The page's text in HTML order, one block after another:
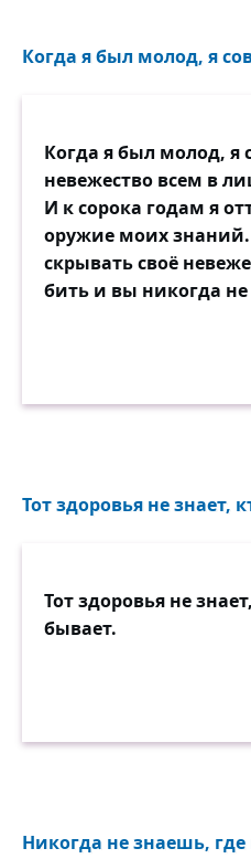
Когда я был молод, я
Когда я был молод, я
невежество всем в
И к сорока годам я
оружие моих знаний.
скрывать своё
бить и вы никогда не
Тот здоровья не знает,
Тот здоровья не
бывает.
Никогда не знаешь,